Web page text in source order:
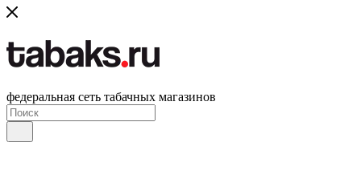
федеральная сеть табачных магазинов